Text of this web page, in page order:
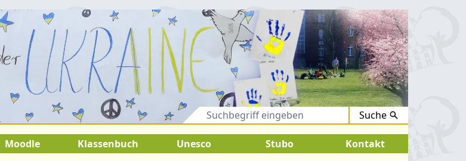
Suche
SOMMERFERIEN ! 9.Juli 2026 bis 22.August 2026: SOMMERFERIEN !
Moodle Klassenbuch Unesco Stubo Kontakt